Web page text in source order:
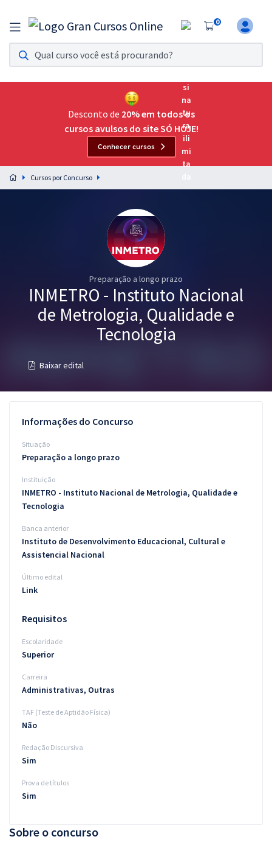
0
Assinatura Ilimitada 11
Acesso a todos os cursos. Teste grátis por 7 dias!
Assinatura OAB Até Passar
Acesso ilimitado a toda preparação para o Exame da
Preparação completa e intensiva para as principais
residências em saúde do Brasil
Graduação
Mentorias
Conteúdo gratuito
Blog
Atendimento
Desconto de 20% em todos os
cursos avulsos do site SÓ HOJE!
Conhecer cursos
Cursos por Concurso
Preparação a longo prazo
INMETRO - Instituto Nacional
de Metrologia, Qualidade e
Tecnologia
Baixar edital
Sobre o concurso
Informações do Concurso
Situação
Preparação a longo prazo
Instituição
INMETRO - Instituto Nacional de Metrologia, Qualidade e
Tecnologia
Banca anterior
Instituto de Desenvolvimento Educacional, Cultural e
Assistencial Nacional
Último edital
Link
Requisitos
Escolaridade
Superior
Carreira
Administrativas, Outras
TAF (Teste de Aptidão Física)
Não
Redação Discursiva
Sim
Prova de títulos
Sim